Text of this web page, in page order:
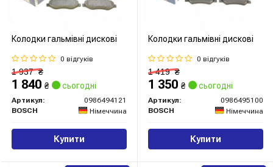
Колодки гальмівні дискові
0 відгуків
1 937₴
1 840 ₴ сьогодні
Артикул:
0986494121
BOSCH
Німеччина
Купити
Колодки гальмівні дискові
0 відгуків
1 419₴
1 350 ₴ сьогодні
Артикул:
0986495100
BOSCH
Німеччина
Купити